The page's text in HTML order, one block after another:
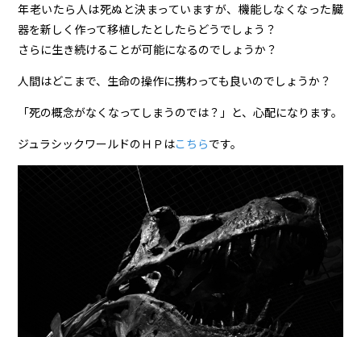
年老いたら人は死ぬと決まっていますが、機能しなくなった臓
器を新しく作って移植したとしたらどうでしょう？
さらに生き続けることが可能になるのでしょうか？
人間はどこまで、生命の操作に携わっても良いのでしょうか？
「死の概念がなくなってしまうのでは？」と、心配になります。
ジュラシックワールドのＨＰはこちらです。